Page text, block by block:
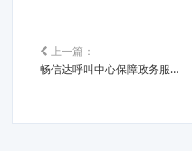
上一篇：
畅信达呼叫中心保障政务服务不打烊